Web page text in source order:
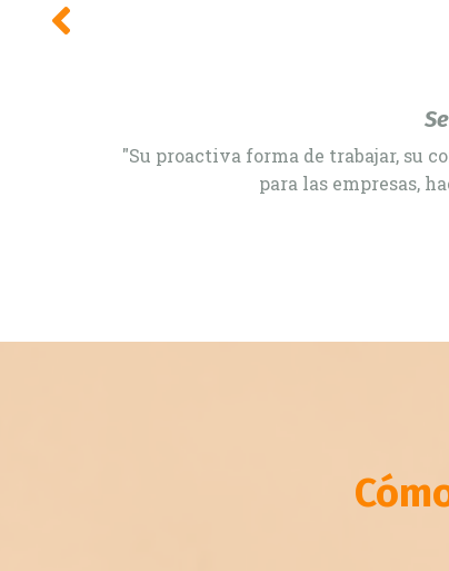
"Enrico did a remarkable